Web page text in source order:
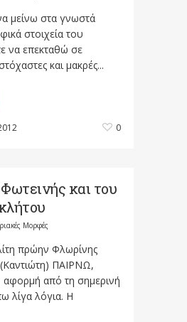
μείνω στα γνωστά
στοιχεία του
να επεκταθώ σε
και μακρές...
0
και του
Μορφές
πρώην Φλωρίνης
ΠΑΙΡΝΩ,
αφορμή από τη σημερινή
λίγα λόγια. Η